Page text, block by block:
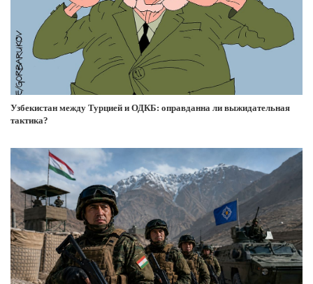
Узбекистан между Турцией и ОДКБ: оправданна ли выжидательная
тактика?